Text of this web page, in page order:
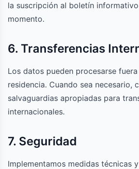
la suscripción al boletín
momento.
6. Transferencias
Los datos pueden procesarse
residencia. Cuando sea necesario,
salvaguardias apropiadas para
internacionales.
7. Seguridad
Implementamos medidas técnicas